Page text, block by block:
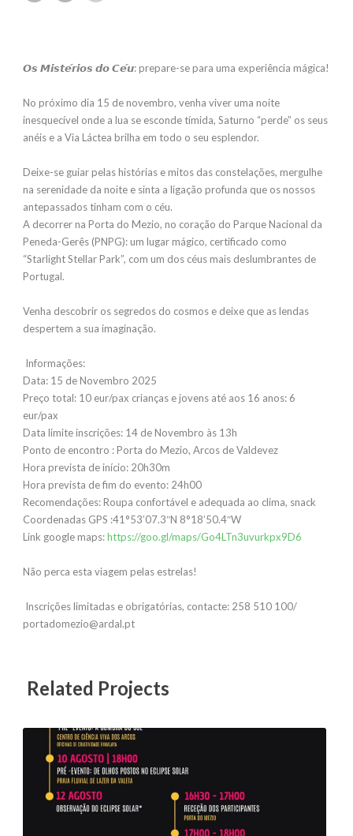
𝙊𝙨 𝙈𝙞𝙨𝙩𝙚́𝙧𝙞𝙤𝙨 𝙙𝙤 𝘾𝙚́𝙪: prepare-se para uma experiência mágica!
No próximo dia 15 de novembro, venha viver uma noite
inesquecível onde a lua se esconde tímida, Saturno “perde” os seus
anéis e a Via Láctea brilha em todo o seu esplendor.
Deixe-se guiar pelas histórias e mitos das constelações, mergulhe
na serenidade da noite e sinta a ligação profunda que os nossos
antepassados tinham com o céu.
A decorrer na Porta do Mezio, no coração do Parque Nacional da
Peneda-Gerês (PNPG): um lugar mágico, certificado como
“Starlight Stellar Park”, com um dos céus mais deslumbrantes de
Portugal.
Venha descobrir os segredos do cosmos e deixe que as lendas
despertem a sua imaginação.
Informações:
Data: 15 de Novembro 2025
Preço total: 10 eur/pax crianças e jovens até aos 16 anos: 6
eur/pax
Data limite inscrições: 14 de Novembro às 13h
Ponto de encontro : Porta do Mezio, Arcos de Valdevez
Hora prevista de início: 20h30m
Hora prevista de fim do evento: 24h00
Recomendações: Roupa confortável e adequada ao clima, snack
Coordenadas GPS :41°53’07.3″N 8°18’50.4″W
Link google maps:https://goo.gl/maps/Go4LTn3uvurkpx9D6
Não perca esta viagem pelas estrelas!
Inscrições limitadas e obrigatórias, contacte: 258 510 100/
portadomezio@ardal.pt
Related Projects